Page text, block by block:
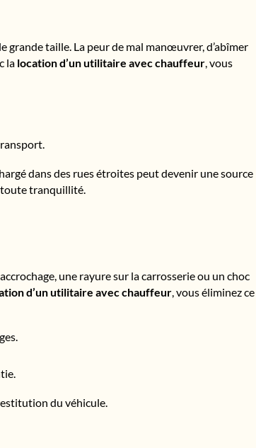
taille. La peur de mal manœuvrer, d’abîmer
la location d’un utilitaire avec chauffeur, vous
dans des rues étroites peut devenir une source
toute tranquillité.
une rayure sur la carrosserie ou un choc
d’un utilitaire avec chauffeur, vous éliminez ce
du véhicule.